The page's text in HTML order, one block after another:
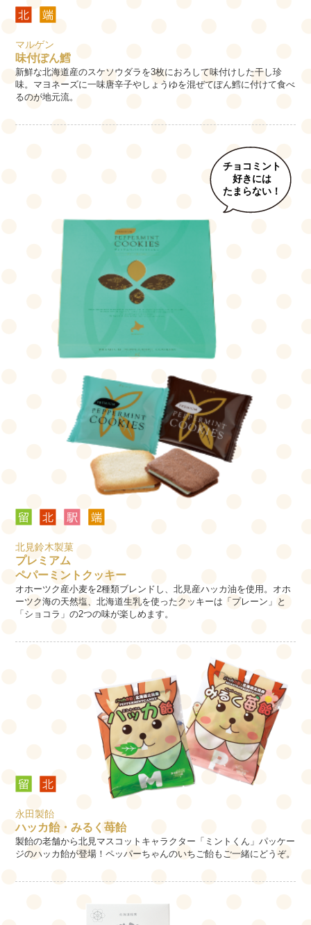
マルゲン
味付ぽん鱈
新鮮な北海道産のスケソウダラを3枚におろして味付けした干し珍
味。マヨネーズに一味唐辛子やしょうゆを混ぜてぽん鱈に付けて食べ
るのが地元流。
チョコミント
好きには
たまらない！
北見鈴木製菓
プレミアム
ペパーミントクッキー
オホーツク産小麦を2種類ブレンドし、北見産ハッカ油を使用。オホ
ーツク海の天然塩、北海道生乳を使ったクッキーは「プレーン」と
「ショコラ」の2つの味が楽しめます。
永田製飴
ハッカ飴・みるく苺飴
製飴の老舗から北見マスコットキャラクター「ミントくん」パッケー
ジのハッカ飴が登場！ペッパーちゃんのいちご飴もご一緒にどうぞ。